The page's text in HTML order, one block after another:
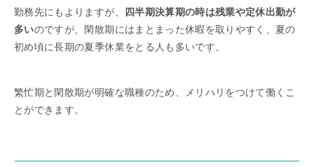
勤務先にもよりますが、
四半期決算期の時は残業や定休出勤が
多いのですが、閑散期にはまとまった休暇を取りやすく、夏の
初め頃に長期の夏季休業をとる人も多いです。
繁忙期と閑散期が明確な職種のため、メリハリをつけて働くこ
とができます。